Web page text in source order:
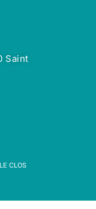
Saint
CLOS